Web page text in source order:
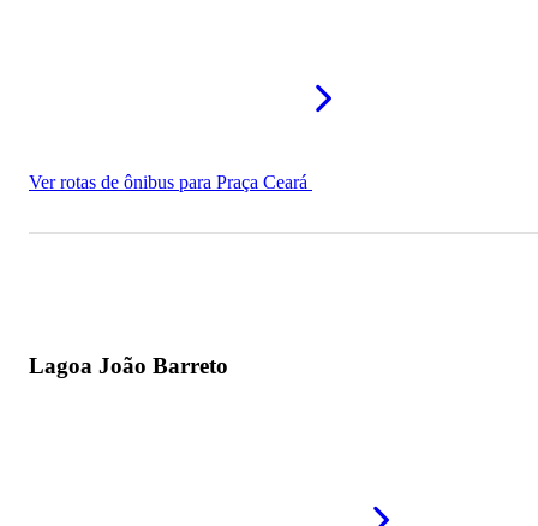
Ver rotas de ônibus para Praça Ceará
Lagoa João Barreto